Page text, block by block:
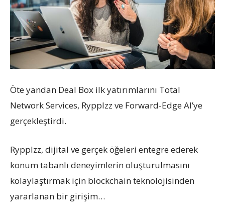
Öte yandan Deal Box ilk yatırımlarını Total
Network Services, Rypplzz ve Forward-Edge AI’ye
gerçekleştirdi.
Rypplzz, dijital ve gerçek öğeleri entegre ederek
konum tabanlı deneyimlerin oluşturulmasını
kolaylaştırmak için blockchain teknolojisinden
yararlanan bir girişim…